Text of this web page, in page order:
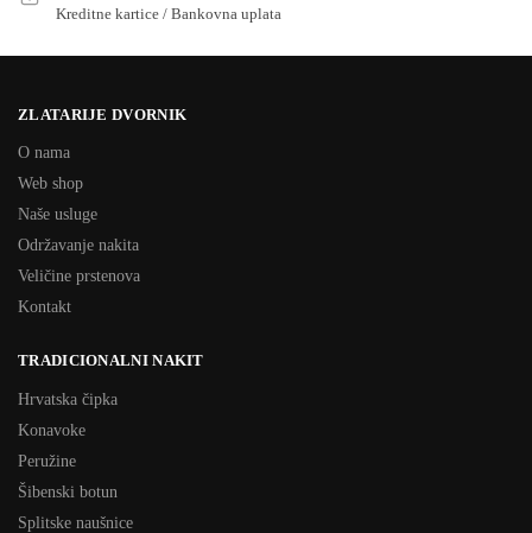
Kreditne kartice / Bankovna uplata
ZLATARIJE DVORNIK
O nama
Web shop
Naše usluge
Održavanje nakita
Veličine prstenova
Kontakt
TRADICIONALNI NAKIT
Hrvatska čipka
Konavoke
Peružine
Šibenski botun
Splitske naušnice